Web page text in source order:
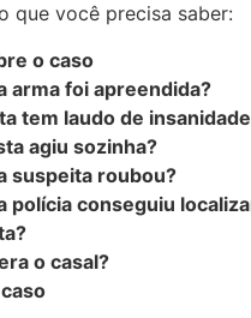
que você precisa saber:
o caso
arma foi apreendida?
tem laudo de
agiu sozinha?
suspeita roubou?
polícia conseguiu
o casal?